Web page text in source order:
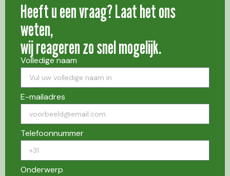
Heeft u een vraag? Laat het ons
weten,
wij reageren zo snel mogelijk.
Volledige naam
E-mailadres
Telefoonnummer
Onderwerp